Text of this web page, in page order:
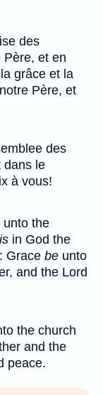
des
Père, et en
grâce et la
Père, et
des
dans le
à vous!
unto the
in God the
Grace be unto
and the Lord
the church
and the
peace.